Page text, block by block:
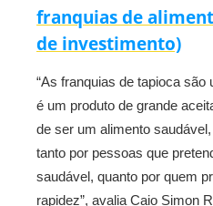
franquias de
de investimento)
“As franquias de tapioca
é um produto de grande
de ser um alimento
tanto por pessoas que
saudável, quanto por quem
rapidez”, avalia Caio Simon